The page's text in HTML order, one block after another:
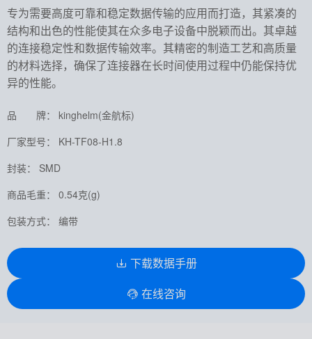
专为需要高度可靠和稳定数据传输的应用而打造，其紧凑的
结构和出色的性能使其在众多电子设备中脱颖而出。其卓越
的连接稳定性和数据传输效率。其精密的制造工艺和高质量
的材料选择，确保了连接器在长时间使用过程中仍能保持优
异的性能。
品 牌： kinghelm(金航标)
厂家型号： KH-TF08-H1.8
封装： SMD
商品毛重： 0.54克(g)
包装方式： 编带
下载数据手册
在线咨询